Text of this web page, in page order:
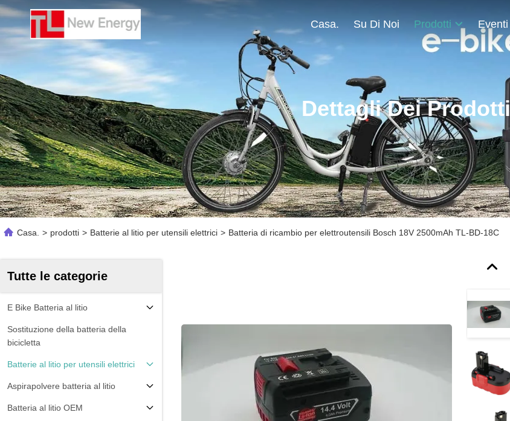
Casa. Su Di Noi Prodotti Eventi
Dettagli Dei Prodotti
Casa. > prodotti > Batterie al litio per utensili elettrici > Batteria di ricambio per elettroutensili Bosch 18V 2500mAh TL-BD-18C
Tutte le categorie
E Bike Batteria al litio
Sostituzione della batteria della
bicicletta
Batterie al litio per utensili elettrici
Aspirapolvere batteria al litio
Batteria al litio OEM